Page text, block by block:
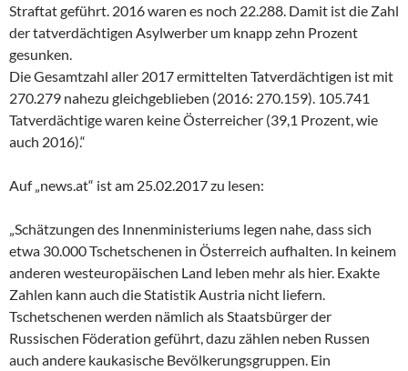
Straftat geführt. 2016 waren es noch 22.288. Damit ist die Zahl
der tatverdächtigen Asylwerber um knapp zehn Prozent
gesunken.
Die Gesamtzahl aller 2017 ermittelten Tatverdächtigen ist mit
270.279 nahezu gleichgeblieben (2016: 270.159). 105.741
Tatverdächtige waren keine Österreicher (39,1 Prozent, wie
auch 2016).“
Auf „news.at“ ist am 25.02.2017 zu lesen:
„Schätzungen des Innenministeriums legen nahe, dass sich
etwa 30.000 Tschetschenen in Österreich aufhalten. In keinem
anderen westeuropäischen Land leben mehr als hier. Exakte
Zahlen kann auch die Statistik Austria nicht liefern.
Tschetschenen werden nämlich als Staatsbürger der
Russischen Föderation geführt, dazu zählen neben Russen
auch andere kaukasische Bevölkerungsgruppen. Ein